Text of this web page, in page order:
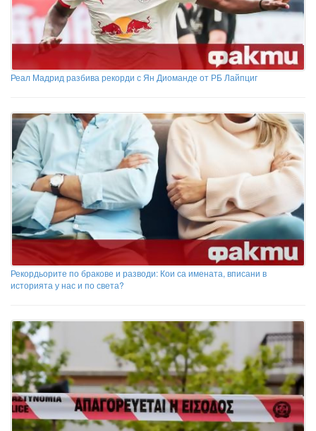
Реал Мадрид разбива рекорди с Ян Диоманде от РБ Лайпциг
Рекордьорите по бракове и разводи: Кои са имената, вписани в
историята у нас и по света?